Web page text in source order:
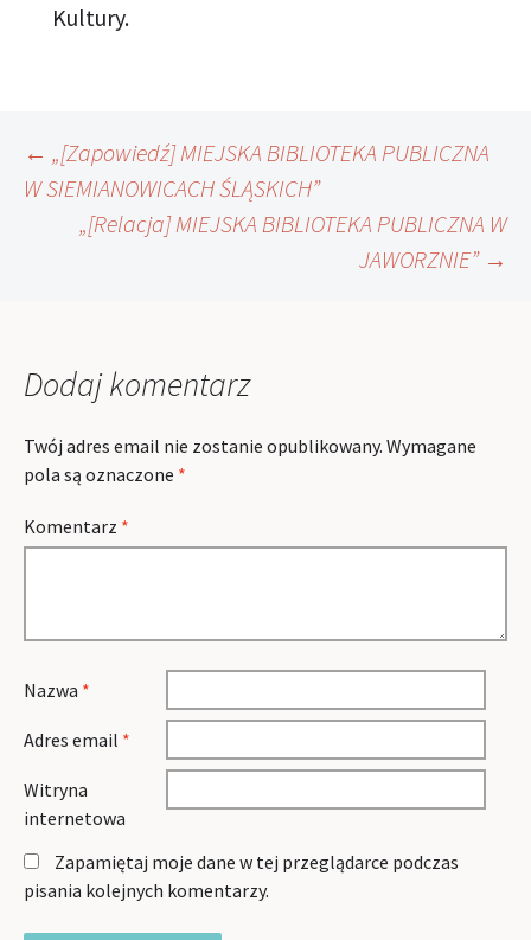
Kultury.
Nawigacja
wpisu
← „[Zapowiedź] MIEJSKA BIBLIOTEKA PUBLICZNA
W SIEMIANOWICACH ŚLĄSKICH”
„[Relacja] MIEJSKA BIBLIOTEKA PUBLICZNA W
JAWORZNIE” →
Dodaj komentarz
Twój adres email nie zostanie opublikowany. Wymagane
pola są oznaczone *
Komentarz *
Nazwa *
Adres email *
Witryna
internetowa
Zapamiętaj moje dane w tej przeglądarce podczas
pisania kolejnych komentarzy.